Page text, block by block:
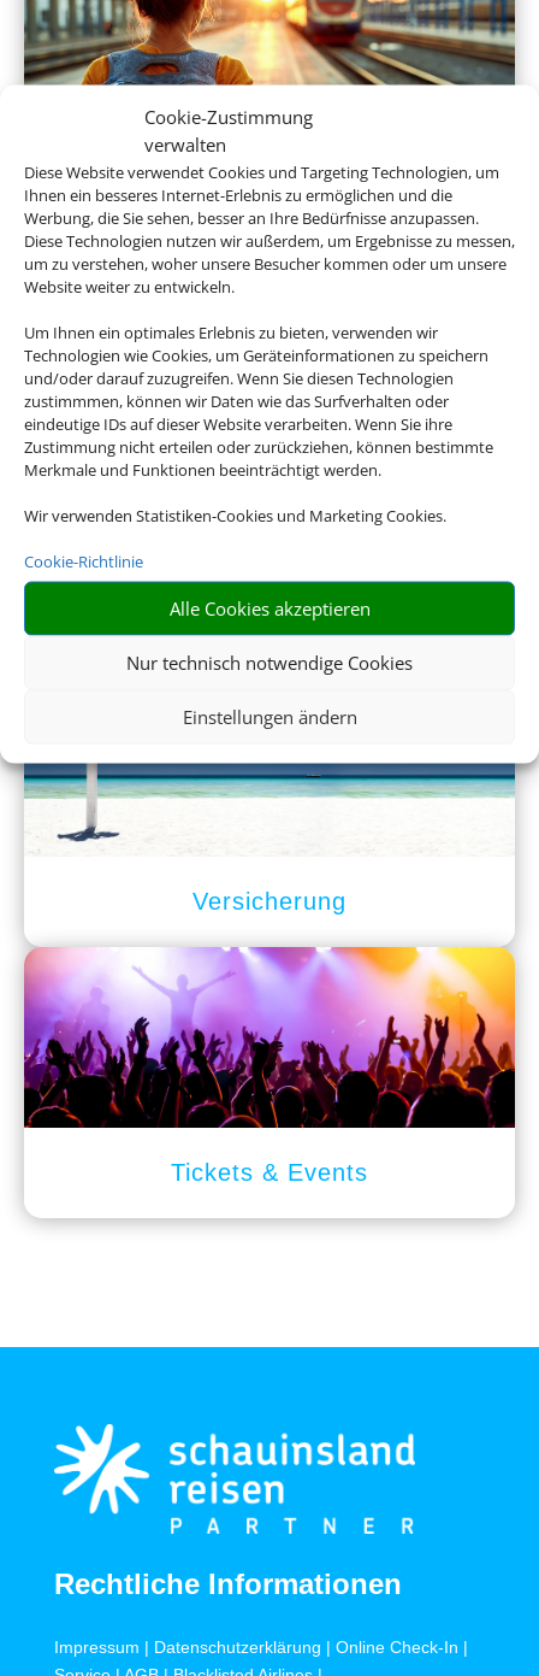
Cookie-Zustimmung
verwalten
Diese Website verwendet Cookies und Targeting Technologien, um
Ihnen ein besseres Internet-Erlebnis zu ermöglichen und die
Werbung, die Sie sehen, besser an Ihre Bedürfnisse anzupassen.
Diese Technologien nutzen wir außerdem, um Ergebnisse zu messen,
um zu verstehen, woher unsere Besucher kommen oder um unsere
Website weiter zu entwickeln.
Um Ihnen ein optimales Erlebnis zu bieten, verwenden wir
Technologien wie Cookies, um Geräteinformationen zu speichern
und/oder darauf zuzugreifen. Wenn Sie diesen Technologien
zustimmmen, können wir Daten wie das Surfverhalten oder
eindeutige IDs auf dieser Website verarbeiten. Wenn Sie ihre
Zustimmung nicht erteilen oder zurückziehen, können bestimmte
Merkmale und Funktionen beeinträchtigt werden.
Wir verwenden Statistiken-Cookies und Marketing Cookies.
Cookie-Richtlinie
Alle Cookies akzeptieren
Nur technisch notwendige Cookies
Einstellungen ändern
Hotel und Bahn
Empfehlungen für Ihre Reise
Sinnvolle Extras, die oft dazu gebucht werden.
Mietwagen
Versicherung
Tickets & Events
Rechtliche Informationen
Impressum | Datenschutzerklärung | Online Check-In |